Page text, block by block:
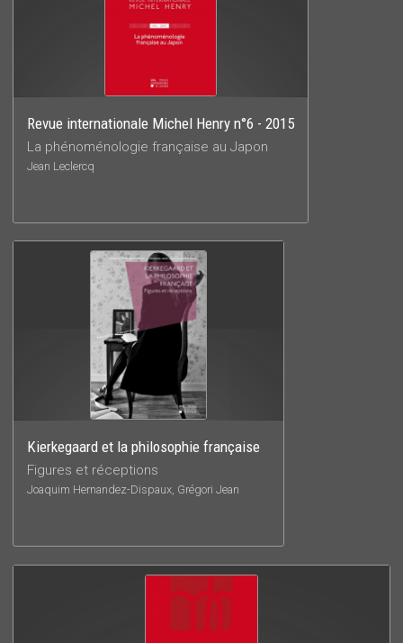
Revue internationale Michel Henry n°6 - 2015
La phénoménologie française au Japon
Jean Leclercq
Kierkegaard et la philosophie française
Figures et réceptions
Joaquim Hernandez-Dispaux, Grégori Jean